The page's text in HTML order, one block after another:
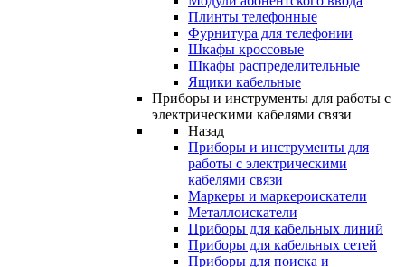
Плинты телефонные
Фурнитура для телефонии
Шкафы кроссовые
Шкафы распределительные
Ящики кабельные
Приборы и инструменты для работы с
электрическими кабелями связи
Назад
Приборы и инструменты для
работы с электрическими
кабелями связи
Маркеры и маркероискатели
Металлоискатели
Приборы для кабельных линий
Приборы для кабельных сетей
Приборы для поиска и